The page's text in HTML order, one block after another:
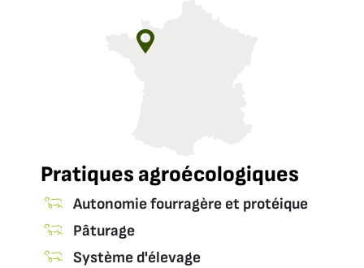
Pratiques agroécologiques
Autonomie fourragère et protéique
Pâturage
Système d'élevage